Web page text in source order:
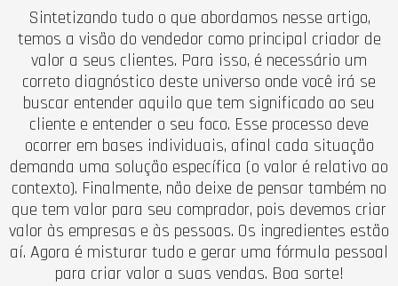
Sintetizando tudo o que abordamos nesse artigo,
temos a visão do vendedor como principal criador de
valor a seus clientes. Para isso, é necessário um
correto diagnóstico deste universo onde você irá se
buscar entender aquilo que tem significado ao seu
cliente e entender o seu foco. Esse processo deve
ocorrer em bases individuais, afinal cada situação
demanda uma solução específica (o valor é relativo ao
contexto). Finalmente, não deixe de pensar também no
que tem valor para seu comprador, pois devemos criar
valor às empresas e às pessoas. Os ingredientes estão
aí. Agora é misturar tudo e gerar uma fórmula pessoal
para criar valor a suas vendas. Boa sorte!